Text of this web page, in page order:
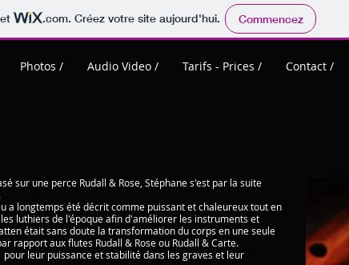
.com. Créez votre site aujourd'hui. Commencez
Photos / Audio Video / Tarifs - Prices / Contact /
sur une perce Rudall & Rose, Stéphane s'est par la suite
a longtemps été décrit comme puissant et chaleureux tout en
luthiers de l'époque afin d'améliorer les instruments et
était sans doute la transformation du corps en une seule
rapport aux flutes Rudall & Rose ou Rudall & Carte.
leur puissance et stabilité dans les graves et leur